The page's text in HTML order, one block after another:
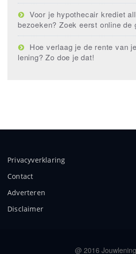
Voor je hypothecair krediet
bezoeken? Zoek eerst online de
Hoe verlaag je de rente van
lening? Zo doe je dat!
Privacyverklaring
Contact
Adverteren
Disclaimer
@ 2016